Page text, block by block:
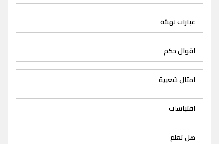
عبارات تهنئة
اقوال حكم
امثال شعبية
اقتباسات
هل تعلم